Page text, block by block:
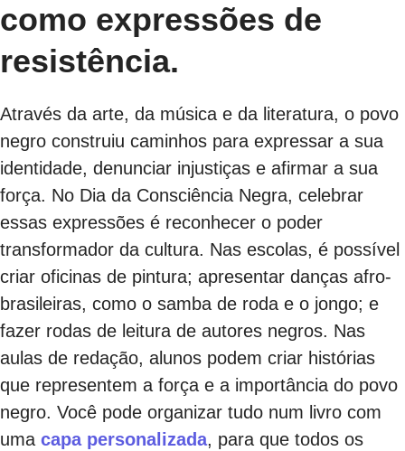
como expressões de
resistência.
Através da arte, da música e da literatura, o povo
negro construiu caminhos para expressar a sua
identidade, denunciar injustiças e afirmar a sua
força. No Dia da Consciência Negra, celebrar
essas expressões é reconhecer o poder
transformador da cultura. Nas escolas, é possível
criar oficinas de pintura; apresentar danças afro-
brasileiras, como o samba de roda e o jongo; e
fazer rodas de leitura de autores negros. Nas
aulas de redação, alunos podem criar histórias
que representem a força e a importância do povo
negro. Você pode organizar tudo num livro com
uma capa personalizada, para que todos os